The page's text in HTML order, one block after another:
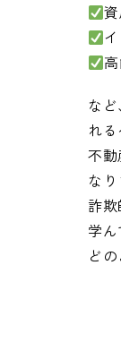
な
れ
不
なり
詐
学ん
ど